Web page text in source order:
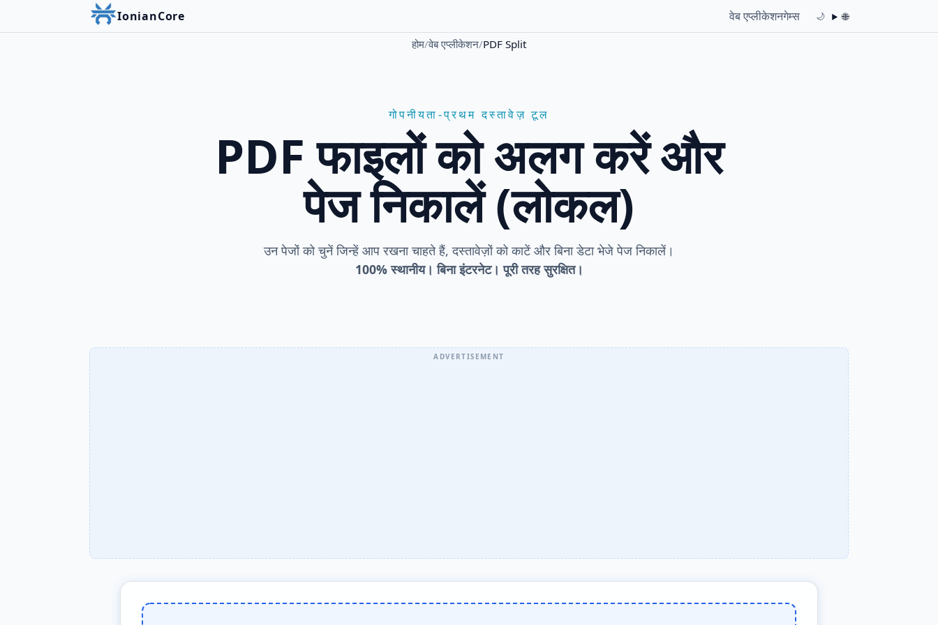
IonianCore वेब एप्लीकेशनगेम्स 🌙 🌐
होम/वेब एप्लीकेशन/PDF Split
गोपनीयता-प्रथम दस्तावेज़ टूल
PDF फाइलों को अलग करें और
पेज निकालें (लोकल)
उन पेजों को चुनें जिन्हें आप रखना चाहते हैं, दस्तावेज़ों को काटें और बिना डेटा भेजे पेज निकालें।
100% स्थानीय। बिना इंटरनेट। पूरी तरह सुरक्षित।